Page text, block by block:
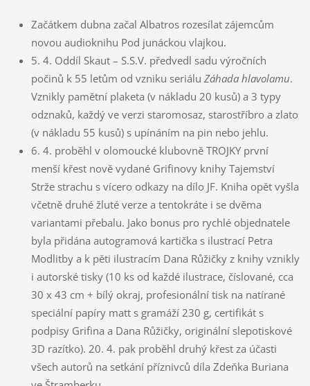
Začátkem dubna začal Albatros rozesílat zájemcům
novou audioknihu Pod junáckou vlajkou.
5. 4. Oddíl Skaut – S.S.V. předvedl sadu výročních
počinů k 55 letům od vzniku seriálu Záhada hlavolamu.
Vznikly pamětní plaketa (v nákladu 20 kusů) a 3 typy
odznaků, každý ve verzi staromosaz, starostříbro a zlato
(v nákladu 55 kusů) s upínáním na pin nebo jehlu.
6. 4. proběhl v olomoucké klubovně TROJKY první
menší křest nově vydané Grifinovy knihy Tajemství
Strže strachu s vícero odkazy na dílo JF. Kniha opět vyšla
včetně druhé žluté verze a tentokráte i se dvěma
variantami přebalu. Jako bonus pro rychlé objednatele
byla přidána autogramová kartička s ilustrací Petra
Modlitby a k pěti ilustracím Dana Růžičky z knihy vznikly
i autorské tisky (10 ks od každé ilustrace, číslované, cca
30 x 43 cm + bílý okraj, profesionální tisk na natírané
speciální papíry matt s gramáží 230 g, certifikát s
podpisy Grifina a Dana Růžičky, originální slepotiskové
3D razítko). 20. 4. pak proběhl druhý křest za účasti
všech autorů na setkání příznivců díla Zdeňka Buriana